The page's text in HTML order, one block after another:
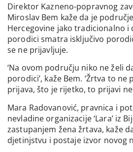
Direktor Kazneno-popravnog
Miroslav Bem kaže da je
Hercegovine jako tradicionalno i
porodici smatra isključivo
se ne prijavljuje.
‘Na ovom području niko ne želi
porodici’, kaže Bem. ‘Žrtva to
prijava, što je rijetko, to prijavi
Mara Radovanović, pravnica i
nevladine organizacije ‘Lara’ iz
zastupanjem žena žrtava, kaže
djetinjstvu i postaje izvor novog